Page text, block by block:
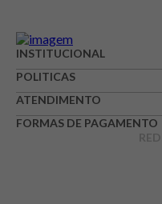
INSTITUCIONAL
POLITICAS
ATENDIMENTO
FORMAS DE PAGAMENTO